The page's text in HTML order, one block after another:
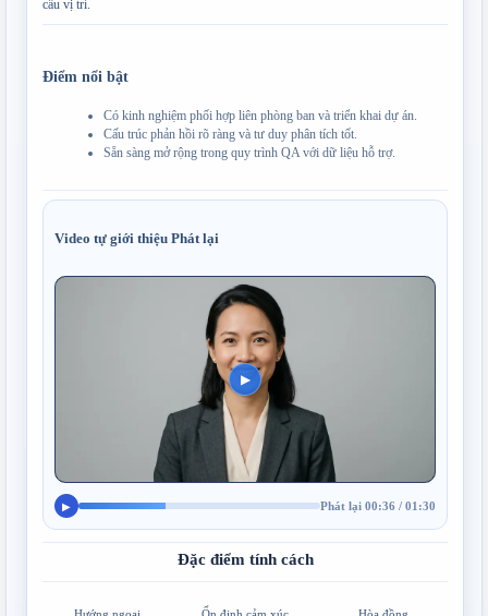
cầu vị trí.
Điểm nổi bật
Có kinh nghiệm phối hợp liên phòng ban và triển khai dự án.
Cấu trúc phản hồi rõ ràng và tư duy phân tích tốt.
Sẵn sàng mở rộng trong quy trình QA với dữ liệu hỗ trợ.
Video tự giới thiệu Phát lại
▶
▶ Phát lại 00:36 / 01:30
Đặc điểm tính cách